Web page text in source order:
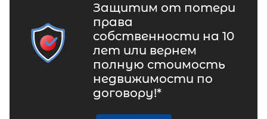
Защитим от потери
права
собственности на 10
лет или вернем
полную стоимость
недвижимости по
договору!*